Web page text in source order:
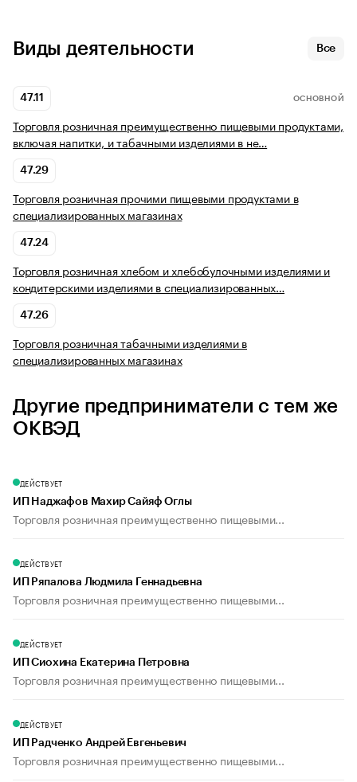
Виды деятельности Все
47.11 ОСНОВНОЙ
Торговля розничная преимущественно пищевыми продуктами,
включая напитки, и табачными изделиями в не…
47.29
Торговля розничная прочими пищевыми продуктами в
специализированных магазинах
47.24
Торговля розничная хлебом и хлебобулочными изделиями и
кондитерскими изделиями в специализированных…
47.26
Торговля розничная табачными изделиями в
специализированных магазинах
Другие предприниматели с тем же
ОКВЭД
ДЕЙСТВУЕТ
ИП Наджафов Махир Сайяф Оглы
Торговля розничная преимущественно пищевыми...
ДЕЙСТВУЕТ
ИП Ряпалова Людмила Геннадьевна
Торговля розничная преимущественно пищевыми...
ДЕЙСТВУЕТ
ИП Сиохина Екатерина Петровна
Торговля розничная преимущественно пищевыми...
ДЕЙСТВУЕТ
ИП Радченко Андрей Евгеньевич
Торговля розничная преимущественно пищевыми...